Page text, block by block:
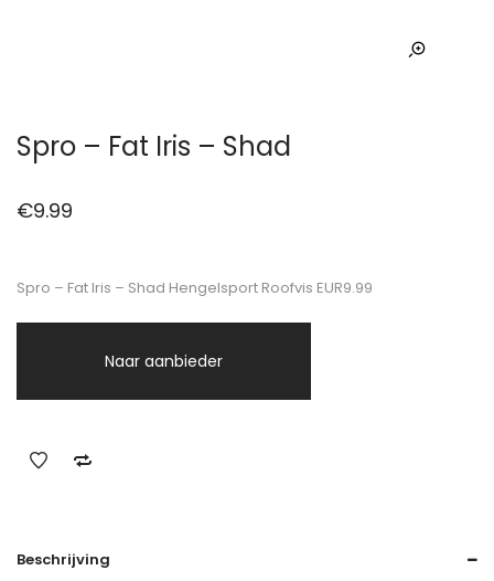
Spro – Fat Iris – Shad
€9.99
Spro – Fat Iris – Shad Hengelsport Roofvis EUR9.99
Naar aanbieder
Beschrijving